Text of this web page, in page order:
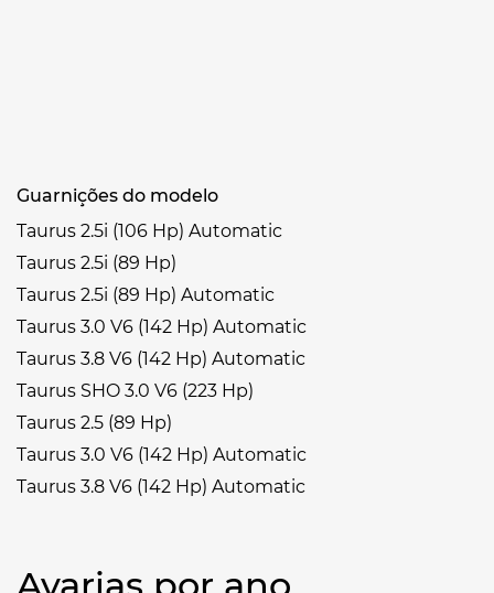
Guarnições do modelo
Taurus 2.5i (106 Hp) Automatic
Taurus 2.5i (89 Hp)
Taurus 2.5i (89 Hp) Automatic
Taurus 3.0 V6 (142 Hp) Automatic
Taurus 3.8 V6 (142 Hp) Automatic
Taurus SHO 3.0 V6 (223 Hp)
Taurus 2.5 (89 Hp)
Taurus 3.0 V6 (142 Hp) Automatic
Taurus 3.8 V6 (142 Hp) Automatic
Avarias por ano